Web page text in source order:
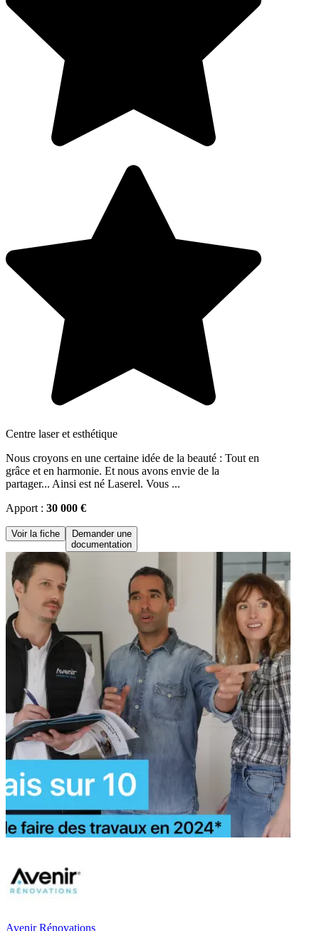
Centre laser et esthétique
Nous croyons en une certaine idée de la beauté : Tout en
grâce et en harmonie. Et nous avons envie de la
partager... Ainsi est né Laserel. Vous ...
Apport : 30 000 €
Voir la fiche
Demander une
documentation
Avenir Rénovations